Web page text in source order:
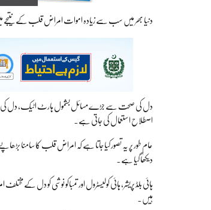
دنیا بھر میں سب سے زیادہ اموات امراض قلب کے نتیجے
دل کی صحت سے جڑے مسائل بشمول ہارٹ اٹیک، دل کی
اصطلاح استعمال کی جاتی ہے۔
عام طور پر یہ تصور کیا جاتا ہے کہ امراض قلب کا سامنا
دیکھا گیا ہے۔
ہائی بلڈ پریشر، ہائی کولیسٹرول اور تمباکو نوشی کو دل کے
ہیں۔